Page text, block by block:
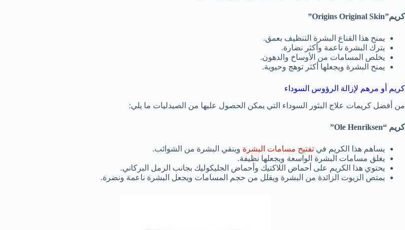
كريم”Origins Original Skin
”
يمنح هذا القناع البشرة التنظيف بعمق.
يترك البشرة ناعمة وأكثر نضارة.
يخلص المسامات من الأوساخ والدهون.
يمنح البشرة ويجعلها أكثر توهج وحيوية.
كريم أو مرهم لإزالة الرؤوس السوداء
من أفضل كريمات علاج البثور السوداء التي يمكن الحصول عليها من الصيدليات ما يلي:
كريم “Ole Henriksen
”
يساهم هذا الكريم في تفتيح مسامات البشرة وينقي البشرة من الشوائب.
يغلق مسامات البشرة الواسعة ويجعلها نظيفة.
يحتوي هذا الكريم على أحماض اللاكتيك وأحماض الجليكوليك بجانب الرمل البركاني.
يمتص الزيوت الزائدة من البشرة ويقلل من حجم المسامات ويجعل البشرة ناعمة ونضرة.